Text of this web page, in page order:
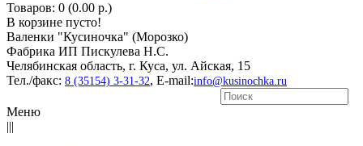
Товаров: 0 (0.00 р.)
В корзине пусто!
Валенки "Кусиночкa" (Морозко)
Фабрика ИП Пискулева Н.С.
Челябинская область, г. Куса, ул. Айская, 15
Тел./факс: 8 (35154) 3-31-32, E-mail:info@kusinochka.ru
Меню
|||